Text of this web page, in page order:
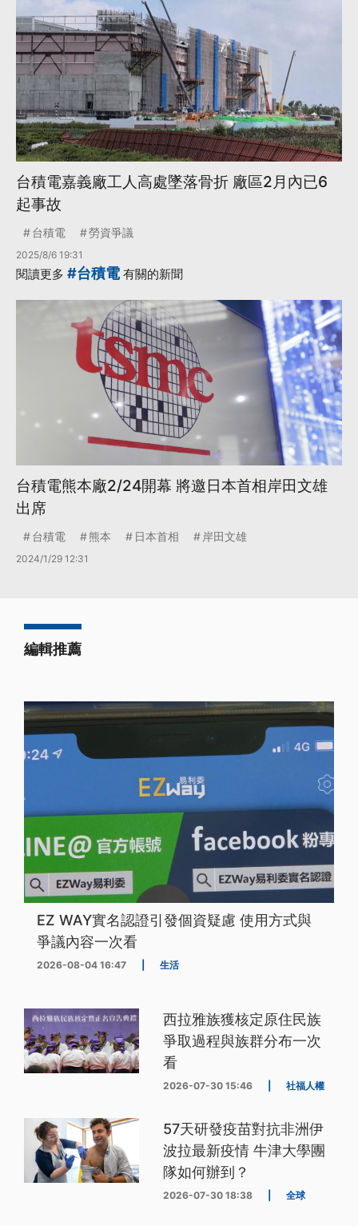
台積電嘉義廠工人高處墜落骨折 廠區2月內已6
起事故
台積電 勞資爭議
2025/8/6 19:31
閱讀更多 #台積電有關的新聞
台積電熊本廠2/24開幕 將邀日本首相岸田文雄
出席
台積電 熊本 日本首相 岸田文雄
2024/1/29 12:31
編輯推薦
EZ WAY實名認證引發個資疑慮 使用方式與
爭議內容一次看
2026-08-04 16:47 生活
西拉雅族獲核定原住民族
爭取過程與族群分布一次
看
2026-07-30 15:46 社福人權
57天研發疫苗對抗非洲伊
波拉最新疫情 牛津大學團
隊如何辦到？
2026-07-30 18:38 全球